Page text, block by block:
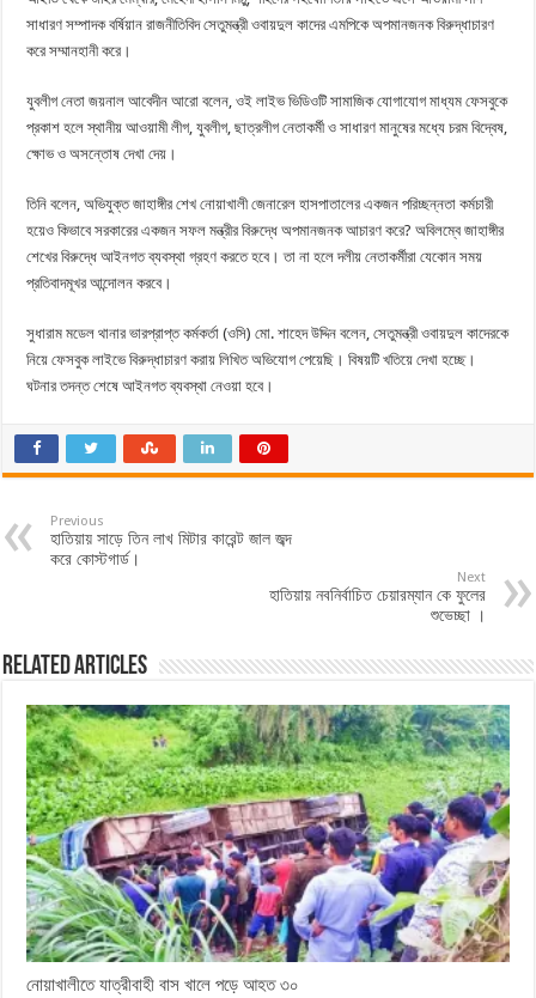
সাধারণ সম্পাদক বর্ষিয়ান রাজনীতিবিদ সেতুমন্ত্রী ওবায়দুল কাদের এমপিকে অপমানজনক বিরুদ্ধাচারণ
করে সম্মানহানী করে।
যুবলীগ নেতা জয়নাল আবেদীন আরো বলেন, ওই লাইভ ভিডিওটি সামাজিক যোগাযোগ মাধ্যম ফেসবুকে
প্রকাশ হলে স্থানীয় আওয়ামী লীগ, যুবলীগ, ছাত্রলীগ নেতাকর্মী ও সাধারণ মানুষের মধ্যে চরম বিদ্বেষ,
ক্ষোভ ও অসন্তোষ দেখা দেয়।
তিনি বলেন, অভিযুক্ত জাহাঙ্গীর শেখ নোয়াখালী জেনারেল হাসপাতালের একজন পরিচ্ছন্নতা কর্মচারী
হয়েও কিভাবে সরকারের একজন সফল মন্ত্রীর বিরুদ্ধে অপমানজনক আচারণ করে? অবিলম্বে জাহাঙ্গীর
শেখের বিরুদ্ধে আইনগত ব্যবস্থা গ্রহণ করতে হবে। তা না হলে দলীয় নেতাকর্মীরা যেকোন সময়
প্রতিবাদমূখর আন্দোলন করবে।
সুধারাম মডেল থানার ভারপ্রাপ্ত কর্মকর্তা (ওসি) মো. শাহেদ উদ্দিন বলেন, সেতুমন্ত্রী ওবায়দুল কাদেরকে
নিয়ে ফেসবুক লাইভে বিরুদ্ধাচারণ করায় লিখিত অভিযোগ পেয়েছি। বিষয়টি খতিয়ে দেখা হচ্ছে।
ঘটনার তদন্ত শেষে আইনগত ব্যবস্থা নেওয়া হবে।
Previous
হাতিয়ায় সাড়ে তিন লাখ মিটার কারেন্ট জাল জব্দ
করে কোস্টগার্ড।
Next
হাতিয়ায় নবনির্বাচিত চেয়ারম্যান কে ফুলের
শুভেচ্ছা ।
Related Articles
নোয়াখালীতে যাত্রীবাহী বাস খালে পড়ে আহত ৩০